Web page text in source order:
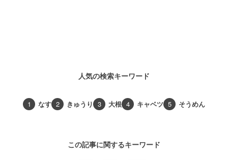
人気の検索キーワード
1 なす 2 きゅうり 3 大根 4 キャベツ 5 そうめん
この記事に関するキーワード